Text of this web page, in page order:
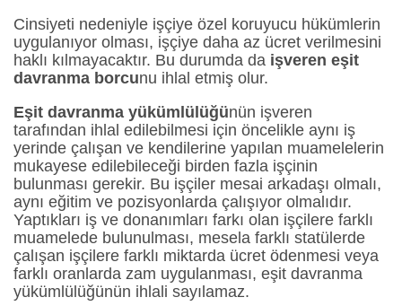
Cinsiyeti nedeniyle işçiye özel koruyucu hükümlerin
uygulanıyor olması, işçiye daha az ücret verilmesini
haklı kılmayacaktır. Bu durumda da işveren eşit
davranma borcunu ihlal etmiş olur.
Eşit davranma yükümlülüğünün işveren
tarafından ihlal edilebilmesi için öncelikle aynı iş
yerinde çalışan ve kendilerine yapılan muamelelerin
mukayese edilebileceği birden fazla işçinin
bulunması gerekir. Bu işçiler mesai arkadaşı olmalı,
aynı eğitim ve pozisyonlarda çalışıyor olmalıdır.
Yaptıkları iş ve donanımları farkı olan işçilere farklı
muamelede bulunulması, mesela farklı statülerde
çalışan işçilere farklı miktarda ücret ödenmesi veya
farklı oranlarda zam uygulanması, eşit davranma
yükümlülüğünün ihlali sayılamaz.